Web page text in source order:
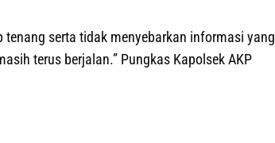
serta tidak menyebarkan informasi yang
terus berjalan.” Pungkas Kapolsek AKP